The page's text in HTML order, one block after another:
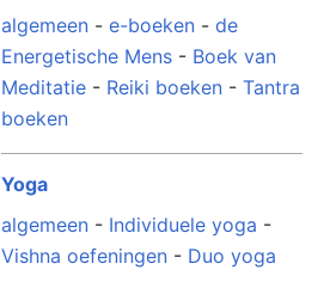
algemeen - e-boeken - de
Energetische Mens - Boek van
Meditatie - Reiki boeken - Tantra
boeken
Yoga
algemeen - Individuele yoga -
Vishna oefeningen - Duo yoga